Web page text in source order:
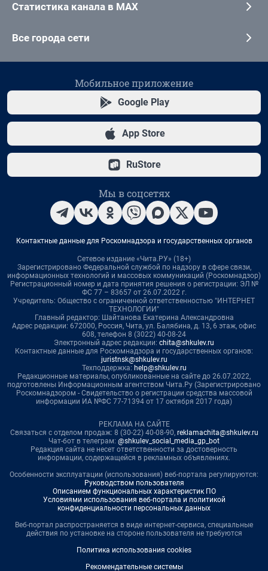
Статистика канала в MAX
Все города сети
Мобильное приложение
Google Play
App Store
RuStore
Мы в соцсетях
Контактные данные для Роскомнадзора и государственных органов
Сетевое издание «Чита.РУ» (18+)
Зарегистрировано Федеральной службой по надзору в сфере связи,
информационных технологий и массовых коммуникаций (Роскомнадзор)
Регистрационный номер и дата принятия решения о регистрации: ЭЛ №
ФС 77 – 83657 от 26.07.2022 г.
Учредитель: Общество с ограниченной ответственностью "ИНТЕРНЕТ
ТЕХНОЛОГИИ"
Главный редактор: Шайтанова Екатерина Александровна
Адрес редакции: 672000, Россия, Чита, ул. Балябина, д. 13, 6 этаж, офис
608, телефон 8 (3022) 40-08-24
Электронный адрес редакции: chita@shkulev.ru
Контактные данные для Роскомнадзора и государственных органов:
juristnsk@shkulev.ru
Техподдержка: help@shkulev.ru
Редакционные материалы, опубликованные на сайте до 26.07.2022,
подготовлены Информационным агентством Чита.Ру (Зарегистрировано
Роскомнадзором - Свидетельство о регистрации средства массовой
информации ИА №ФС 77-71394 от 17 октября 2017 года)
РЕКЛАМА НА САЙТЕ
Связаться с отделом продаж: 8 (30-22) 40-08-90, reklamachita@shkulev.ru
Чат-бот в телеграм: @shkulev_social_media_gp_bot
Редакция сайта не несет ответственности за достоверность
информации, содержащейся в рекламных объявлениях.
Особенности эксплуатации (использования) веб-портала регулируются:
Руководством пользователя
Описанием функциональных характеристик ПО
Условиями использования веб-портала и политикой
конфиденциальности персональных данных
Веб-портал распространяется в виде интернет-сервиса, специальные
действия по установке на стороне пользователя не требуются
Политика использования cookies
Рекомендательные системы